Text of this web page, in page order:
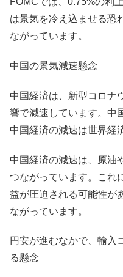
は景気を冷え込ませる恐
ながっています。
中国の景気減速懸念
中国経済は、新型コロナ
響で減速しています。中
中国経済の減速は世界経
中国経済の減速は、原油
つながっています。これ
益が圧迫される可能性が
ながっています。
円安が進むなかで、輸入
る懸念